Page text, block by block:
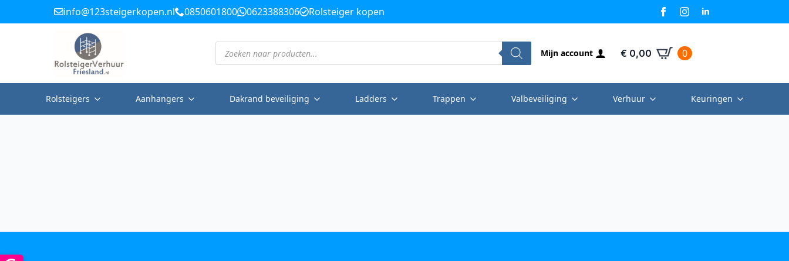
info@123steigerkopen.nl 0850601800 0623388306 Rolsteiger kopen
Producten
zoeken Mijn account € 0,00 0
Rolsteigers Aanhangers Dakrand beveiliging Ladders Trappen Valbeveiliging Verhuur Keuringen